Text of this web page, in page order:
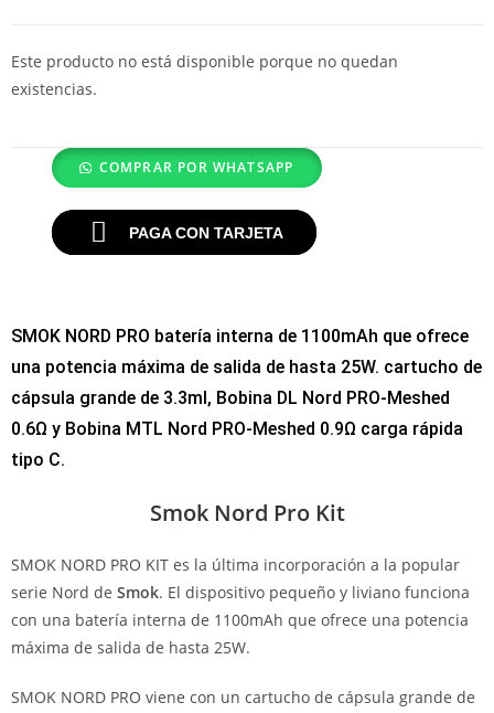
Este producto no está disponible porque no quedan
existencias.
COMPRAR POR WHATSAPP
PAGA CON TARJETA
SMOK NORD PRO batería interna de 1100mAh que ofrece
una potencia máxima de salida de hasta 25W. cartucho de
cápsula grande de 3.3ml, Bobina DL Nord PRO-Meshed
0.6Ω y Bobina MTL Nord PRO-Meshed 0.9Ω carga rápida
tipo C.
Smok Nord Pro Kit
SMOK NORD PRO KIT es la última incorporación a la popular
serie Nord de Smok. El dispositivo pequeño y liviano funciona
con una batería interna de 1100mAh que ofrece una potencia
máxima de salida de hasta 25W.
SMOK NORD PRO viene con un cartucho de cápsula grande de